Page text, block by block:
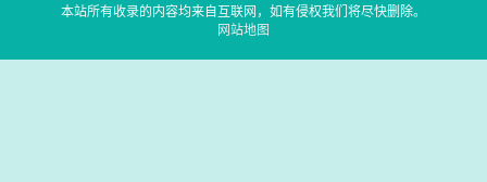
本站所有收录的内容均来自互联网，如有侵权我们将尽快删除。
网站地图